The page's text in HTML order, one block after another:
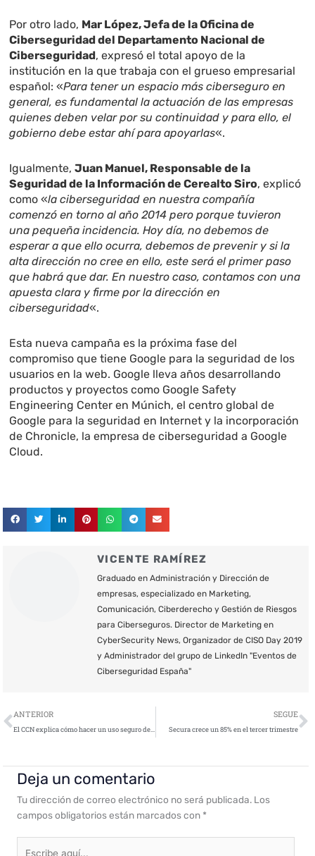
Por otro lado, Mar López, Jefa de la Oficina de
Ciberseguridad del Departamento Nacional de
Ciberseguridad, expresó el total apoyo de la
institución en la que trabaja con el grueso empresarial
español: «Para tener un espacio más ciberseguro en
general, es fundamental la actuación de las empresas
quienes deben velar por su continuidad y para ello, el
gobierno debe estar ahí para apoyarlas«.
Igualmente,Juan Manuel, Responsable de la
Seguridad de la Información de Cerealto Siro, explicó
como «la ciberseguridad en nuestra compañía
comenzó en torno al año 2014 pero porque tuvieron
una pequeña incidencia. Hoy día, no debemos de
esperar a que ello ocurra, debemos de prevenir y si la
alta dirección no cree en ello, este será el primer paso
que habrá que dar. En nuestro caso, contamos con una
apuesta clara y firme por la dirección en
ciberseguridad«.
Esta nueva campaña es la próxima fase del
compromiso que tiene Google para la seguridad de los
usuarios en la web. Google lleva años desarrollando
productos y proyectos como Google Safety
Engineering Center en Múnich, el centro global de
Google para la seguridad en Internet y la incorporación
de Chronicle, la empresa de ciberseguridad a Google
Cloud.
VICENTE RAMÍREZ
Graduado en Administración y Dirección de
empresas, especializado en Marketing,
Comunicación, Ciberderecho y Gestión de Riesgos
para Ciberseguros. Director de Marketing en
CyberSecurity News, Organizador de CISO Day 2019
y Administrador del grupo de LinkedIn "Eventos de
Ciberseguridad España"
Ant
ANTERIOR
El CCN explica cómo hacer un uso seguro de la tecnología
SEGUE
Secura crece un 85% en el tercer trimestre
Deja un comentario
Tu dirección de correo electrónico no será publicada. Los
campos obligatorios están marcados con *